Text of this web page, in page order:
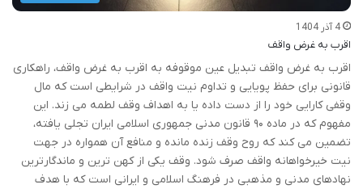
4 آذر 1404
اقرب به غرض واقف
اقرب به غرض واقف تبدیل عین موقوفه به اقرب به غرض واقف، راهکاری
قانونی برای حفظ پویایی و تداوم نیت واقف در شرایطی است که مال
وقفی کارایی خود را از دست داده یا به اهداف وقف لطمه می زند. این
مفهوم که در ماده ۹۰ قانون مدنی جمهوری اسلامی ایران تجلی یافته،
تضمین می کند که روح وقف زنده مانده و منافع آن همواره در جهت
نیت خیرخواهانه واقف صرف شود. وقف یکی از کهن ترین و ماندگارترین
نهادهای مدنی و مذهبی در فرهنگ اسلامی و ایرانی است که با هدف